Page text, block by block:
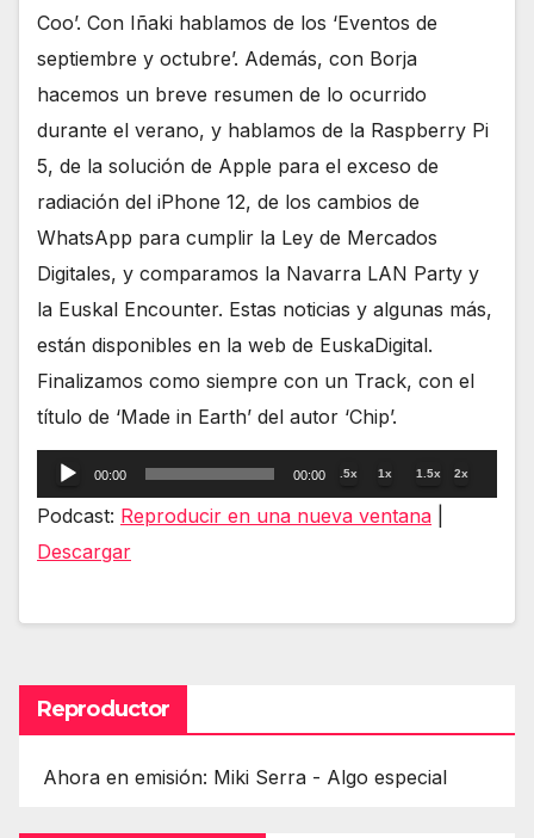
Coo’. Con Iñaki hablamos de los ‘Eventos de
septiembre y octubre’. Además, con Borja
hacemos un breve resumen de lo ocurrido
durante el verano, y hablamos de la Raspberry Pi
5, de la solución de Apple para el exceso de
radiación del iPhone 12, de los cambios de
WhatsApp para cumplir la Ley de Mercados
Digitales, y comparamos la Navarra LAN Party y
la Euskal Encounter. Estas noticias y algunas más,
están disponibles en la web de EuskaDigital.
Finalizamos como siempre con un Track, con el
título de ‘Made in Earth’ del autor ‘Chip’.
Reproductor
de
00:00 00:00 .5x 1x 1.5x 2x
Podcast: Reproducir en una nueva ventana
Descargar
Reproductor
Ahora en emisión: Miki Serra - Algo especial